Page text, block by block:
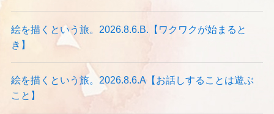
絵を描くという旅。2026.8.6.B.【ワクワクが始まると
き】
絵を描くという旅。2026.8.6.A【お話しすることは遊ぶ
こと】